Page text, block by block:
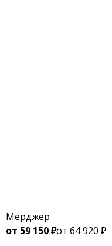
Мёрджер
от 59 150 ₽от 64 920 ₽